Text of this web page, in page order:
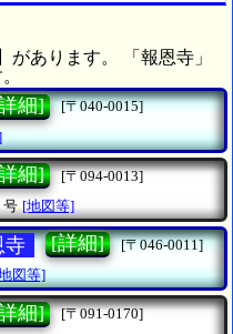
があります。 「報恩寺」
細]
[〒040-0015]
細]
[〒094-0013]
号 [地図等]
寺 [詳細]
[〒046-0011]
図等]
細]
[〒091-0170]